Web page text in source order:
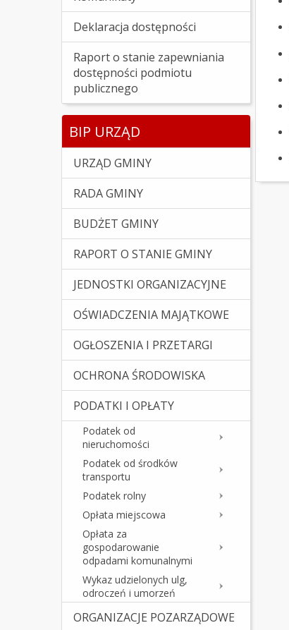
Deklaracja dostępności
Raport o stanie zapewniania
dostępności podmiotu
publicznego
BIP URZĄD
URZĄD GMINY
RADA GMINY
BUDŻET GMINY
RAPORT O STANIE GMINY
JEDNOSTKI ORGANIZACYJNE
OŚWIADCZENIA MAJĄTKOWE
OGŁOSZENIA I PRZETARGI
OCHRONA ŚRODOWISKA
PODATKI I OPŁATY
Podatek od
nieruchomości
Podatek od środków
transportu
Podatek rolny
Opłata miejscowa
Opłata za
gospodarowanie
odpadami komunalnymi
Wykaz udzielonych ulg,
odroczeń i umorzeń
ORGANIZACJE POZARZĄDOWE